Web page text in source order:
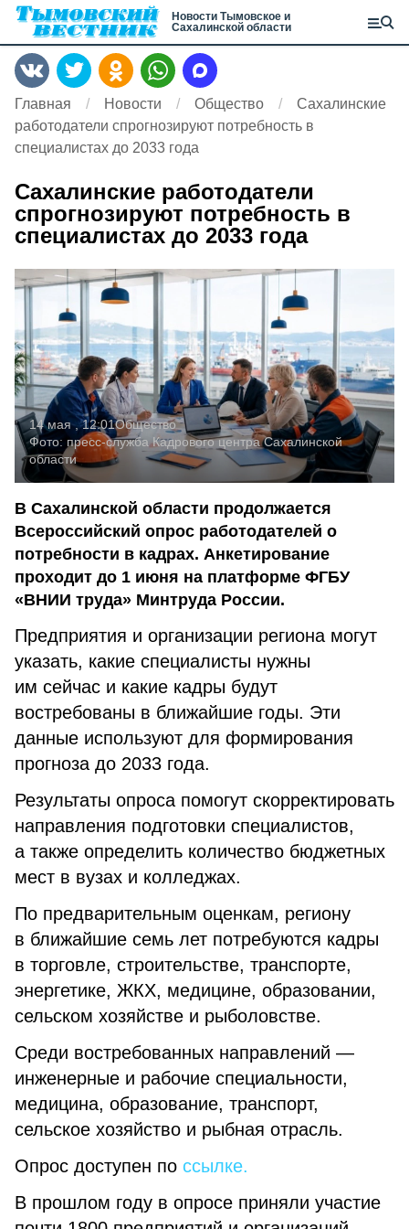
Новости Тымовское и
Сахалинской области
Главная Новости Общество
Сахалинские
работодатели спрогнозируют потребность в
специалистах до 2033 года
Сахалинские работодатели
спрогнозируют потребность в
специалистах до 2033 года
14 мая , 12:01Общество
Фото: пресс-служба Кадрового центра Сахалинской
области
В Сахалинской области продолжается
Всероссийский опрос работодателей о
потребности в кадрах. Анкетирование
проходит до 1 июня на платформе ФГБУ
«ВНИИ труда» Минтруда России.
Предприятия и организации региона могут
указать, какие специалисты нужны
им сейчас и какие кадры будут
востребованы в ближайшие годы. Эти
данные используют для формирования
прогноза до 2033 года.
Результаты опроса помогут скорректировать
направления подготовки специалистов,
а также определить количество бюджетных
мест в вузах и колледжах.
По предварительным оценкам, региону
в ближайшие семь лет потребуются кадры
в торговле, строительстве, транспорте,
энергетике, ЖКХ, медицине, образовании,
сельском хозяйстве и рыболовстве.
Среди востребованных направлений —
инженерные и рабочие специальности,
медицина, образование, транспорт,
сельское хозяйство и рыбная отрасль.
Опрос доступен по ссылке.
В прошлом году в опросе приняли участие